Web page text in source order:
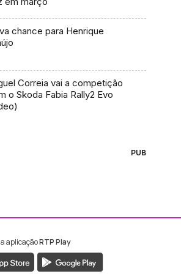
chance para Henrique
Correia vai a competição
o Skoda Fabia Rally2 Evo
PUB
Madeira
aplicaçãoRTP Play